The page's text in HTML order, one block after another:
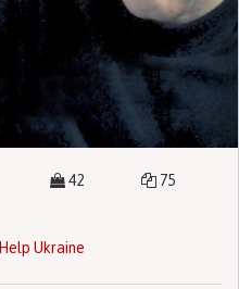
42 75
Help Ukraine